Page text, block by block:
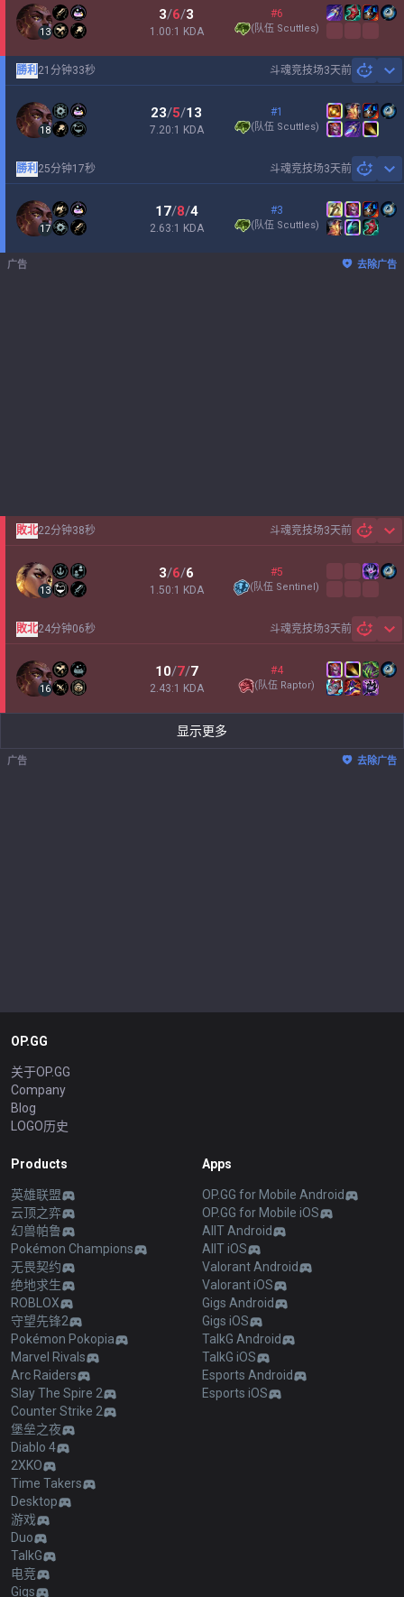
13
3/6/3
1.00:1 KDA
#6
(队伍 Scuttles)
斗魂竞技场3天前
勝利 21分钟33秒
18
23/5/13
7.20:1 KDA
#1
(队伍 Scuttles)
斗魂竞技场3天前
勝利 25分钟17秒
17
17/8/4
2.63:1 KDA
#3
(队伍 Scuttles)
广告 去除广告
斗魂竞技场3天前
敗北22分钟38秒
13
3/6/6
1.50:1 KDA
#5
(队伍 Sentinel)
斗魂竞技场3天前
敗北24分钟06秒
16
10/7/7
2.43:1 KDA
#4
(队伍 Raptor)
显示更多
广告 去除广告
OP.GG
关于OP.GG
Company
Blog
LOGO历史
Products
英雄联盟
云顶之弈
幻兽帕鲁
Pokémon Champions
无畏契约
绝地求生
ROBLOX
守望先锋2
Pokémon Pokopia
Marvel Rivals
Arc Raiders
Slay The Spire 2
Counter Strike 2
堡垒之夜
Diablo 4
2XKO
Time Takers
Desktop
游戏
Duo
TalkG
电竞
Gigs
Apps
OP.GG for Mobile Android
OP.GG for Mobile iOS
AllT Android
AllT iOS
Valorant Android
Valorant iOS
Gigs Android
Gigs iOS
TalkG Android
TalkG iOS
Esports Android
Esports iOS